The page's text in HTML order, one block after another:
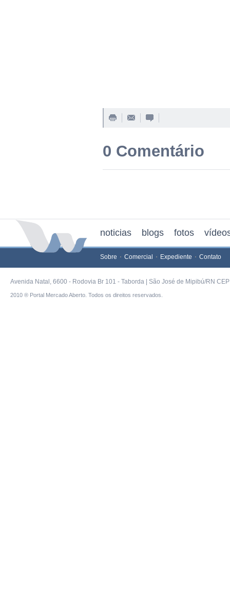
0 Comentário
noticias blogs fotos
Sobre Comercial Expediente Contato
Avenida Natal, 6600 - Rodovia Br 101 - Taborda | São José de Mipibú/RN
2010 ® Portal Mercado Aberto. Todos os direitos reservados.